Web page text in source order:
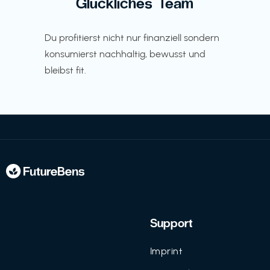
Du profitierst nicht nur finanziell sondern
konsumierst nachhaltig, bewusst und
bleibst fit.
Support
Imprint